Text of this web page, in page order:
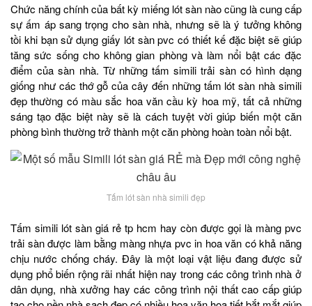
Chức năng chính của bất kỳ miếng lót sàn nào cũng là cung cấp
sự ấm áp sang trọng cho sàn nhà, nhưng sẽ là ý tưởng không
tồi khi bạn sử dụng giấy lót sàn pvc có thiết kế đặc biệt sẽ giúp
tăng sức sống cho không gian phòng và làm nổi bật các đặc
điểm của sàn nhà. Từ những tấm simili trải sàn có hình dạng
giống như các thớ gỗ của cây đến những tấm lót sàn nhà simili
đẹp thường có màu sắc hoa văn cầu kỳ hoa mỹ, tất cả những
sáng tạo đặc biệt này sẽ là cách tuyệt vời giúp biến một căn
phòng bình thường trở thành một căn phòng hoàn toàn nổi bật.
Tấm lót sàn nhà simili đẹp
Tấm simili lót sàn giá rẻ tp hcm hay còn được gọi là màng pvc
trải sàn được làm bằng màng nhựa pvc in hoa văn có khả năng
chịu nước chống cháy. Đây là một loại vật liệu đang được sử
dụng phổ biến rộng rãi nhất hiện nay trong các công trình nhà ở
dân dụng, nhà xưởng hay các công trình nội thất cao cấp giúp